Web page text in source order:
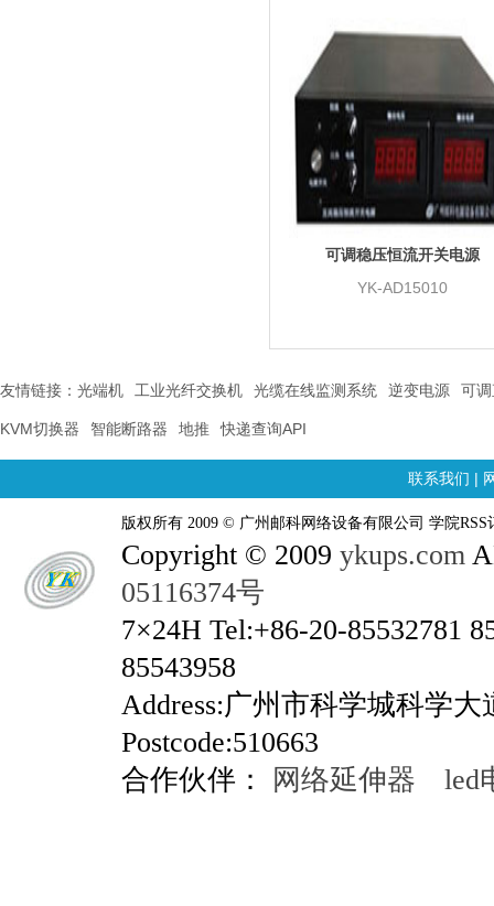
可调稳压恒流开关电源
YK-AD15010
友情链接： 光端机 工业光纤交换机 光缆在线监测系统 逆变电源 可
KVM切换器 智能断路器 地推 快递查询API
联系我们 |
版权所有 2009 © 广州邮科网络设备有限公司 学院RSS
Copyright © 2009 ykups.com
05116374号
7×24H Tel:+86-20-85532781
85543958
Address:广州市科学城科学
Postcode:510663
合作伙伴：
网络延伸器 led